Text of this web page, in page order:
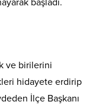
ve birilerini
hidayete erdirip
İlçe Başkanı